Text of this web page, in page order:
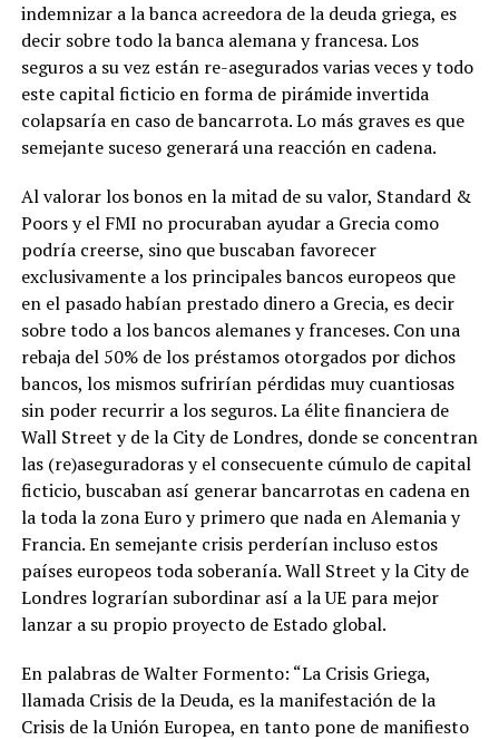
indemnizar a la banca acreedora de la deuda griega, es
decir sobre todo la banca alemana y francesa. Los
seguros a su vez están re-asegurados varias veces y todo
este capital ficticio en forma de pirámide invertida
colapsaría en caso de bancarrota. Lo más graves es que
semejante suceso generará una reacción en cadena.
Al valorar los bonos en la mitad de su valor, Standard &
Poors y el FMI no procuraban ayudar a Grecia como
podría creerse, sino que buscaban favorecer
exclusivamente a los principales bancos europeos que
en el pasado habían prestado dinero a Grecia, es decir
sobre todo a los bancos alemanes y franceses. Con una
rebaja del 50% de los préstamos otorgados por dichos
bancos, los mismos sufrirían pérdidas muy cuantiosas
sin poder recurrir a los seguros. La élite financiera de
Wall Street y de la City de Londres, donde se concentran
las (re)aseguradoras y el consecuente cúmulo de capital
ficticio, buscaban así generar bancarrotas en cadena en
la toda la zona Euro y primero que nada en Alemania y
Francia. En semejante crisis perderían incluso estos
países europeos toda soberanía. Wall Street y la City de
Londres lograrían subordinar así a la UE para mejor
lanzar a su propio proyecto de Estado global.
En palabras de Walter Formento: “La Crisis Griega,
llamada Crisis de la Deuda, es la manifestación de la
Crisis de la Unión Europea, en tanto pone de manifiesto